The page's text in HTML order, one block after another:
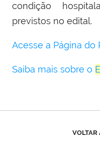
condição
previstos no edital.
Acesse a Página do
Saiba mais sobre o
VOLTAR